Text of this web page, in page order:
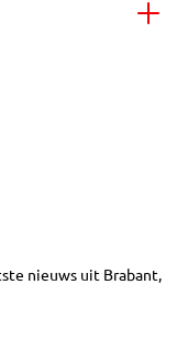
nieuws uit Brabant,